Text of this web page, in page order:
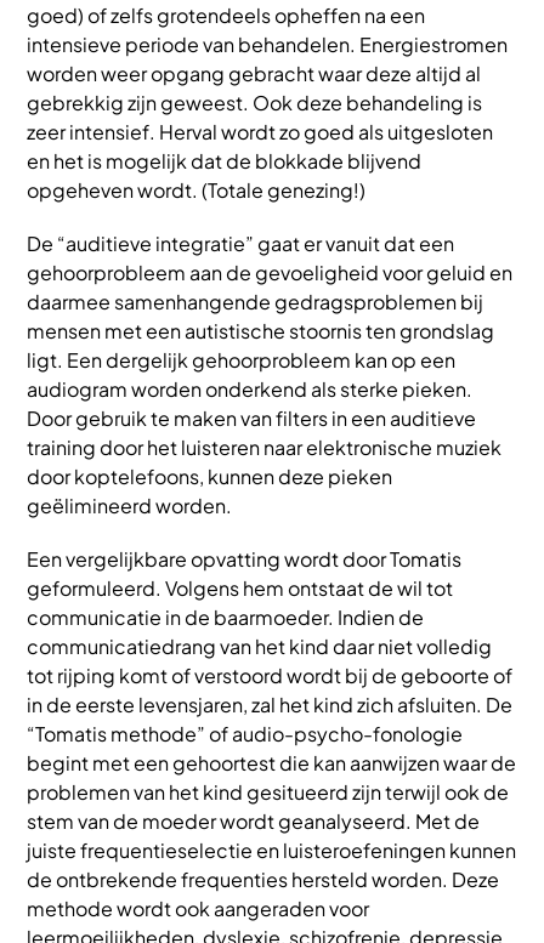
goed) of zelfs grotendeels opheffen na een
intensieve periode van behandelen. Energiestromen
worden weer opgang gebracht waar deze altijd al
gebrekkig zijn geweest. Ook deze behandeling is
zeer intensief. Herval wordt zo goed als uitgesloten
en het is mogelijk dat de blokkade blijvend
opgeheven wordt. (Totale genezing!)
De “auditieve integratie” gaat er vanuit dat een
gehoorprobleem aan de gevoeligheid voor geluid en
daarmee samenhangende gedragsproblemen bij
mensen met een autistische stoornis ten grondslag
ligt. Een dergelijk gehoorprobleem kan op een
audiogram worden onderkend als sterke pieken.
Door gebruik te maken van filters in een auditieve
training door het luisteren naar elektronische muziek
door koptelefoons, kunnen deze pieken
geëlimineerd worden.
Een vergelijkbare opvatting wordt door Tomatis
geformuleerd. Volgens hem ontstaat de wil tot
communicatie in de baarmoeder. Indien de
communicatiedrang van het kind daar niet volledig
tot rijping komt of verstoord wordt bij de geboorte of
in de eerste levensjaren, zal het kind zich afsluiten. De
“Tomatis methode” of audio-psycho-fonologie
begint met een gehoortest die kan aanwijzen waar de
problemen van het kind gesitueerd zijn terwijl ook de
stem van de moeder wordt geanalyseerd. Met de
juiste frequentieselectie en luisteroefeningen kunnen
de ontbrekende frequenties hersteld worden. Deze
methode wordt ook aangeraden voor
leermoeilijkheden, dyslexie, schizofrenie, depressie